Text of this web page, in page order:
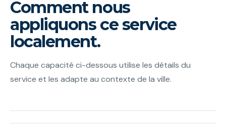
Comment nous
appliquons ce service
localement.
Chaque capacité ci-dessous utilise les détails du
service et les adapte au contexte de la ville.